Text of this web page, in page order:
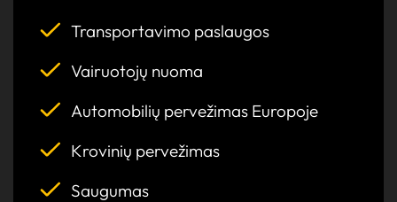
Transportavimo paslaugos
Vairuotojų nuoma
Automobilių pervežimas Europoje
Krovinių pervežimas
Saugumas